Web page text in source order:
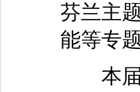
芬兰主
能等专
本届